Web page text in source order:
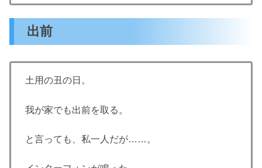
出前
土用の丑の日。
我が家でも出前を取る。
と言っても、私一人だが……。